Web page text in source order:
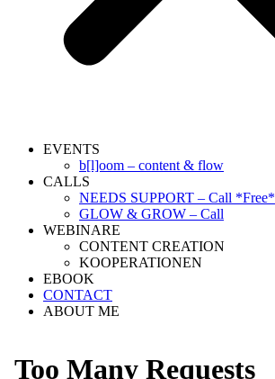
EVENTS
b[l]oom – content & flow
CALLS
NEEDS SUPPORT – Call *Free*
GLOW & GROW – Call
WEBINARE
CONTENT CREATION
KOOPERATIONEN
EBOOK
CONTACT
ABOUT ME